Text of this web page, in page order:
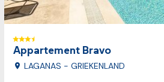
Appartement Bravo
LAGANAS - GRIEKENLAND